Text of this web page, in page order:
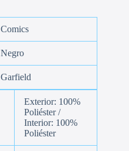
Comics
Negro
Garfield
Exterior: 100%
Poliéster /
Interior: 100%
Poliéster